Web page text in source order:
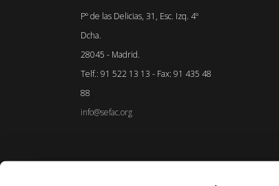
Pº de las Delicias, 31, Esc. Izq. 4º
Dcha.
28045 - Madrid.
Telf.: 91 522 13 13 - Fax: 91 435 48
88
info@sefac.org